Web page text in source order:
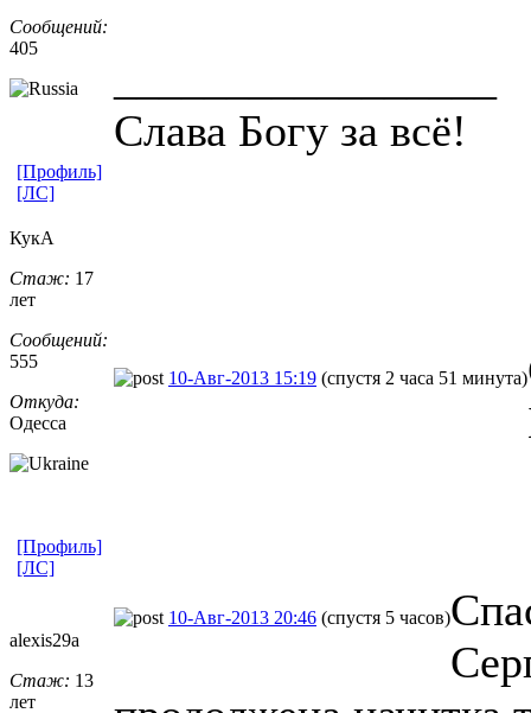
Сообщений:
405
Слава Богу за всё!
[Профиль]
[ЛС]
КукА
Стаж: 17
лет
Сообщений:
555
Откуда:
Одесса
10-Авг-2013 15:19 (спустя 2 часа 51 минута)
[Профиль]
[ЛС]
alexis29a
Стаж: 13
лет
10-Авг-2013 20:46 (спустя 5 часов)